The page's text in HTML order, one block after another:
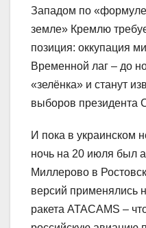
Западом по
земле» Кремлю
позиция: оккупация
Временной лаг – до
«зелёнка» и станут
выборов президента
И пока в украинском
ночь на 20 июля был
Миллерово в
версий применялись
ракета ATACAMS –